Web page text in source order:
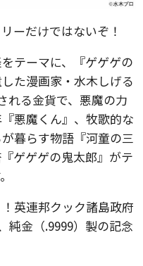
ーだけではないぞ！
テーマに、『ゲゲゲの
た漫画家・水木しげる
れる金貨で、悪魔の力
悪魔くん』、牧歌的な
暮らす物語『河童の三
ゲゲゲの鬼太郎』がテ
英連邦クック諸島政府
純金（.9999）製の記念